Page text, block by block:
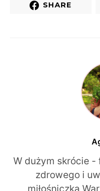
SHARE
W dużym skrócie -
zdrowego i